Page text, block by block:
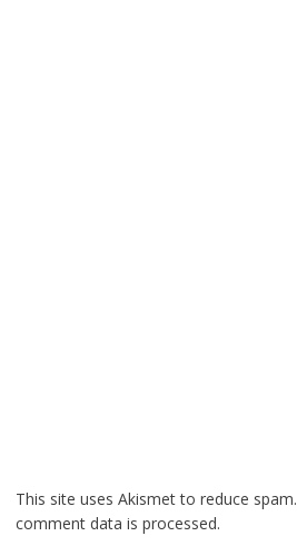
This site uses Akismet to reduce spam.
comment data is processed.